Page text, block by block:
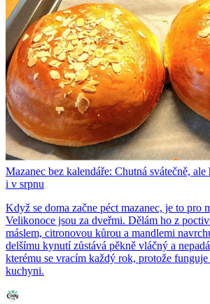
Mazanec bez kalendáře: Chutná svátečně,
i v srpnu
Když se doma začne péct mazanec, je to pro
Velikonoce jsou za dveřmi. Dělám ho z
máslem, citronovou kůrou a mandlemi
delšímu kynutí zůstává pěkně vláčný a
kterému se vracím každý rok, protože
kuchyni.